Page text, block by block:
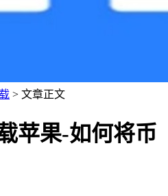
> 文章正文
苹果-如何将币